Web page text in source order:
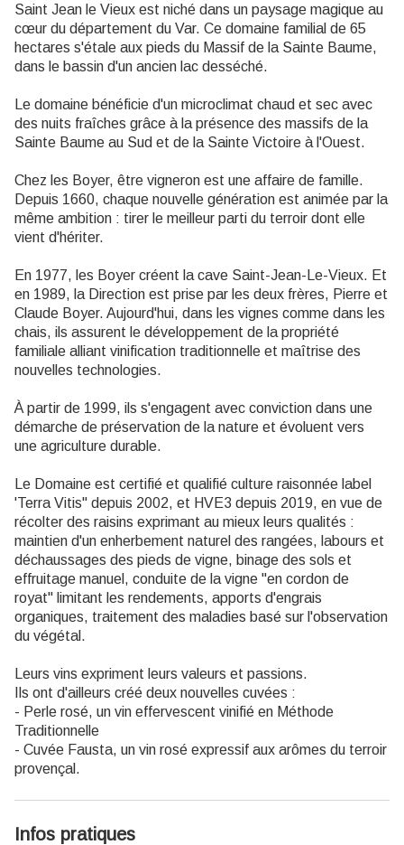
Saint Jean le Vieux est niché dans un paysage magique au
cœur du département du Var. Ce domaine familial de 65
hectares s'étale aux pieds du Massif de la Sainte Baume,
dans le bassin d'un ancien lac desséché.
Le domaine bénéficie d'un microclimat chaud et sec avec
des nuits fraîches grâce à la présence des massifs de la
Sainte Baume au Sud et de la Sainte Victoire à l'Ouest.
Chez les Boyer, être vigneron est une affaire de famille.
Depuis 1660, chaque nouvelle génération est animée par la
même ambition : tirer le meilleur parti du terroir dont elle
vient d'hériter.
En 1977, les Boyer créent la cave Saint-Jean-Le-Vieux. Et
en 1989, la Direction est prise par les deux frères, Pierre et
Claude Boyer. Aujourd'hui, dans les vignes comme dans les
chais, ils assurent le développement de la propriété
familiale alliant vinification traditionnelle et maîtrise des
nouvelles technologies.
À partir de 1999, ils s'engagent avec conviction dans une
démarche de préservation de la nature et évoluent vers
une agriculture durable.
Le Domaine est certifié et qualifié culture raisonnée label
'Terra Vitis" depuis 2002, et HVE3 depuis 2019, en vue de
récolter des raisins exprimant au mieux leurs qualités :
maintien d'un enherbement naturel des rangées, labours et
déchaussages des pieds de vigne, binage des sols et
effruitage manuel, conduite de la vigne "en cordon de
royat" limitant les rendements, apports d'engrais
organiques, traitement des maladies basé sur l'observation
du végétal.
Leurs vins expriment leurs valeurs et passions.
Ils ont d'ailleurs créé deux nouvelles cuvées :
- Perle rosé, un vin effervescent vinifié en Méthode
Traditionnelle
- Cuvée Fausta, un vin rosé expressif aux arômes du terroir
provençal.
Infos pratiques